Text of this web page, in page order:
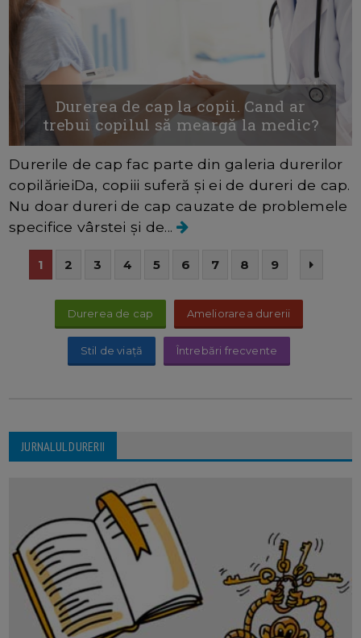
Durerea de cap la copii. Cand ar
trebui copilul să meargă la medic?
Durerile de cap fac parte din galeria durerilor
copilărieiDa, copiii suferă și ei de dureri de cap.
Nu doar dureri de cap cauzate de problemele
specifice vârstei și de...
1 2 3 4 5 6 7 8 9
Durerea de cap Ameliorarea durerii
Stil de viață Întrebări frecvente
JURNALUL DURERII